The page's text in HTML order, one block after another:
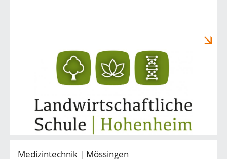
Medizintechnik | Mössingen